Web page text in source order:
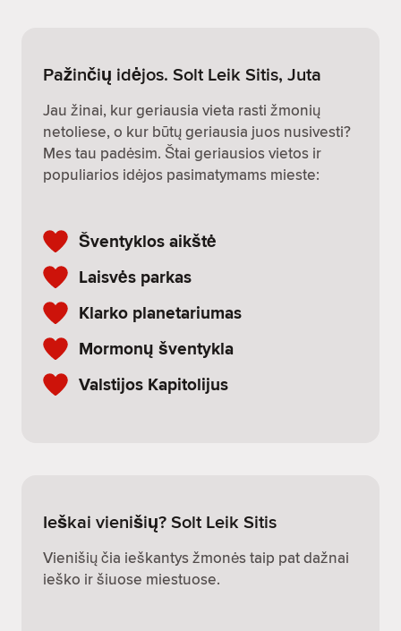
Pažinčių idėjos. Solt Leik Sitis, Juta
Jau žinai, kur geriausia vieta rasti žmonių
netoliese, o kur būtų geriausia juos nusivesti?
Mes tau padėsim. Štai geriausios vietos ir
populiarios idėjos pasimatymams mieste:
Šventyklos aikštė
Laisvės parkas
Klarko planetariumas
Mormonų šventykla
Valstijos Kapitolijus
Ieškai vienišių? Solt Leik Sitis
Vienišių čia ieškantys žmonės taip pat dažnai
ieško ir šiuose miestuose.